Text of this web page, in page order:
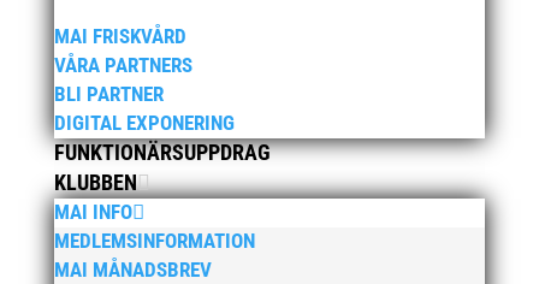
MAI FRISKVÅRD
VÅRA PARTNERS
BLI PARTNER
DIGITAL EXPONERING
FUNKTIONÄRSUPPDRAG
KLUBBEN
MAI INFO
MEDLEMSINFORMATION
MAI MÅNADSBREV
november 2019
oktober 2019
september 2019
augusti 2019
juli 2019
juni 2019
maj 2019